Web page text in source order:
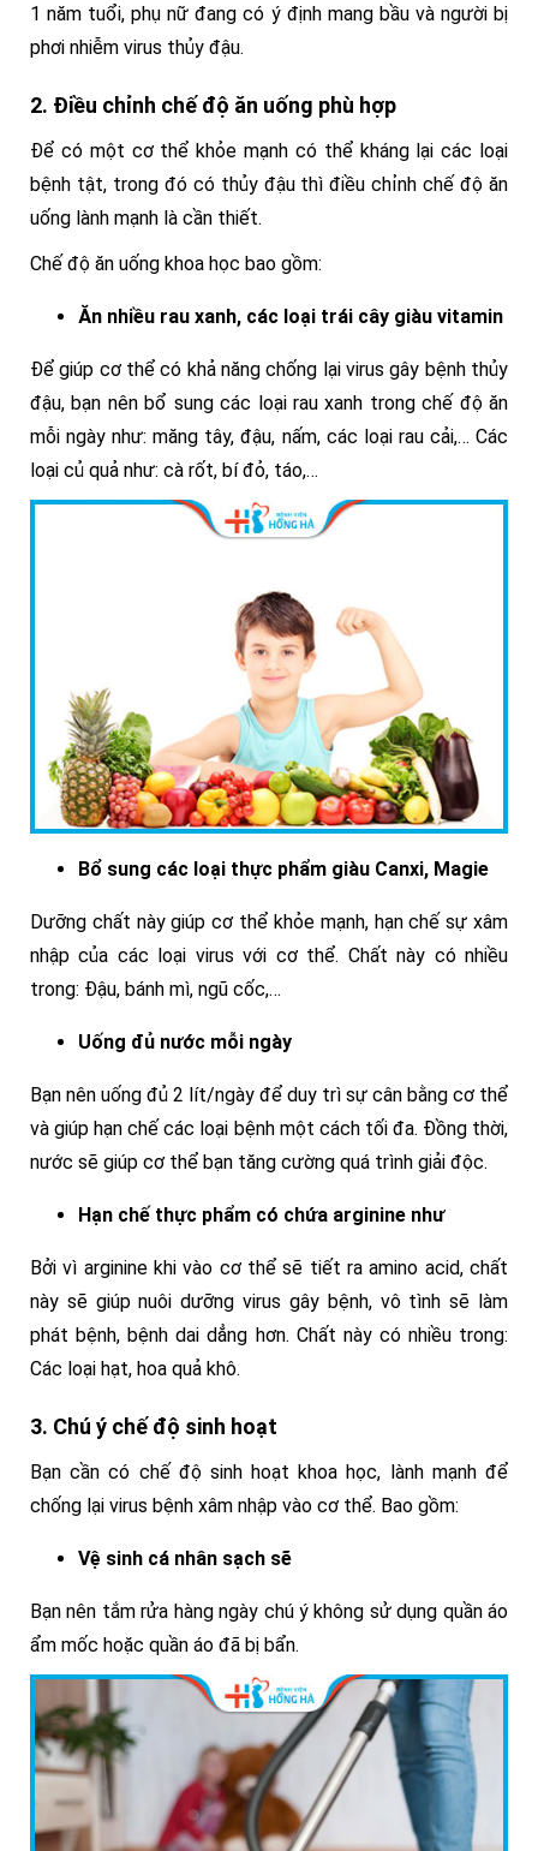
1 năm tuổi, phụ nữ đang có ý định mang bầu và người bị
phơi nhiễm virus thủy đậu.
2. Điều chỉnh chế độ ăn uống phù hợp
Để có một cơ thể khỏe mạnh có thể kháng lại các loại
bệnh tật, trong đó có thủy đậu thì điều chỉnh chế độ ăn
uống lành mạnh là cần thiết.
Chế độ ăn uống khoa học bao gồm:
Ăn nhiều rau xanh, các loại trái cây giàu vitamin
Để giúp cơ thể có khả năng chống lại virus gây bệnh thủy
đậu, bạn nên bổ sung các loại rau xanh trong chế độ ăn
mỗi ngày như: măng tây, đậu, nấm, các loại rau cải,… Các
loại củ quả như: cà rốt, bí đỏ, táo,…
Bổ sung các loại thực phẩm giàu Canxi, Magie
Dưỡng chất này giúp cơ thể khỏe mạnh, hạn chế sự xâm
nhập của các loại virus với cơ thể. Chất này có nhiều
trong: Đậu, bánh mì, ngũ cốc,…
Uống đủ nước mỗi ngày
Bạn nên uống đủ 2 lít/ngày để duy trì sự cân bằng cơ thể
và giúp hạn chế các loại bệnh một cách tối đa. Đồng thời,
nước sẽ giúp cơ thể bạn tăng cường quá trình giải độc.
Hạn chế thực phẩm có chứa arginine như
Bởi vì arginine khi vào cơ thể sẽ tiết ra amino acid, chất
này sẽ giúp nuôi dưỡng virus gây bệnh, vô tình sẽ làm
phát bệnh, bệnh dai dẳng hơn. Chất này có nhiều trong:
Các loại hạt, hoa quả khô.
3. Chú ý chế độ sinh hoạt
Bạn cần có chế độ sinh hoạt khoa học, lành mạnh để
chống lại virus bệnh xâm nhập vào cơ thể. Bao gồm:
Vệ sinh cá nhân sạch sẽ
Bạn nên tắm rửa hàng ngày chú ý không sử dụng quần áo
ẩm mốc hoặc quần áo đã bị bẩn.